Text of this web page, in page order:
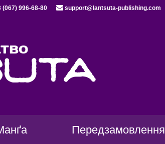
(067) 996-68-80 support@lantsuta-publishing.com
Передзамовлення